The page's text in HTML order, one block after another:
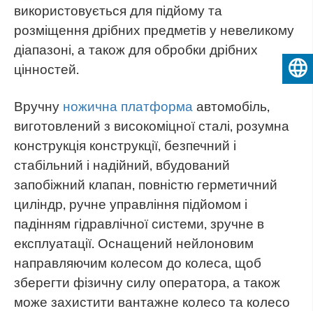
використовується для підйому та
розміщення дрібних предметів у невеликому
діапазоні, а також для обробки дрібних
цінностей.
Вручнуножична платформа автомобіль,
виготовлений з високоміцної сталі, розумна
конструкція конструкції, безпечний і
стабільний і надійний, вбудований
запобіжний клапан, повністю герметичний
циліндр, ручне управління підйомом і
падінням гідравлічної системи, зручне в
експлуатації. Оснащений нейлоновим
направляючим колесом до колеса, щоб
зберегти фізичну силу оператора, а також
може захистити вантажне колесо та колесо
Українська